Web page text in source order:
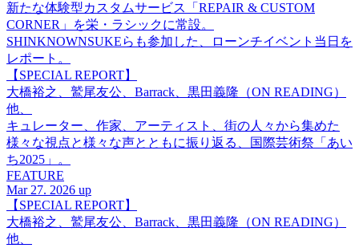
新たな体験型カスタムサービス「REPAIR & CUSTOM
CORNER」を栄・ラシックに常設。
SHINKNOWNSUKEらも参加した、ローンチイベント当日を
レポート。
【SPECIAL REPORT】
大橋裕之、鷲尾友公、Barrack、黒田義隆（ON READING）
他、
キュレーター、作家、アーティスト、街の人々から集めた
様々な視点と様々な声とともに振り返る、国際芸術祭「あい
ち2025」。
FEATURE
Mar 27. 2026 up
【SPECIAL REPORT】
大橋裕之、鷲尾友公、Barrack、黒田義隆（ON READING）
他、